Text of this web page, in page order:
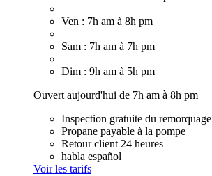
Ven : 7h am à 8h pm
Sam : 7h am à 7h pm
Dim : 9h am à 5h pm
Ouvert aujourd'hui de 7h am à 8h pm
Inspection gratuite du remorquage
Propane payable à la pompe
Retour client 24 heures
habla español
Voir les tarifs